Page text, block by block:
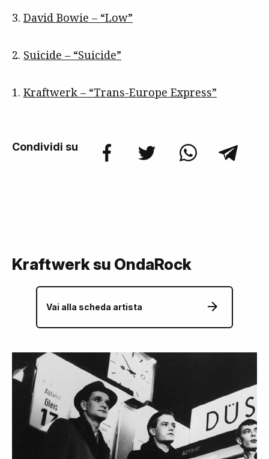
3. David Bowie – “Low”
2. Suicide – “Suicide”
1. Kraftwerk – “Trans-Europe Express”
Condividi su
Kraftwerk su OndaRock
Vai alla scheda artista